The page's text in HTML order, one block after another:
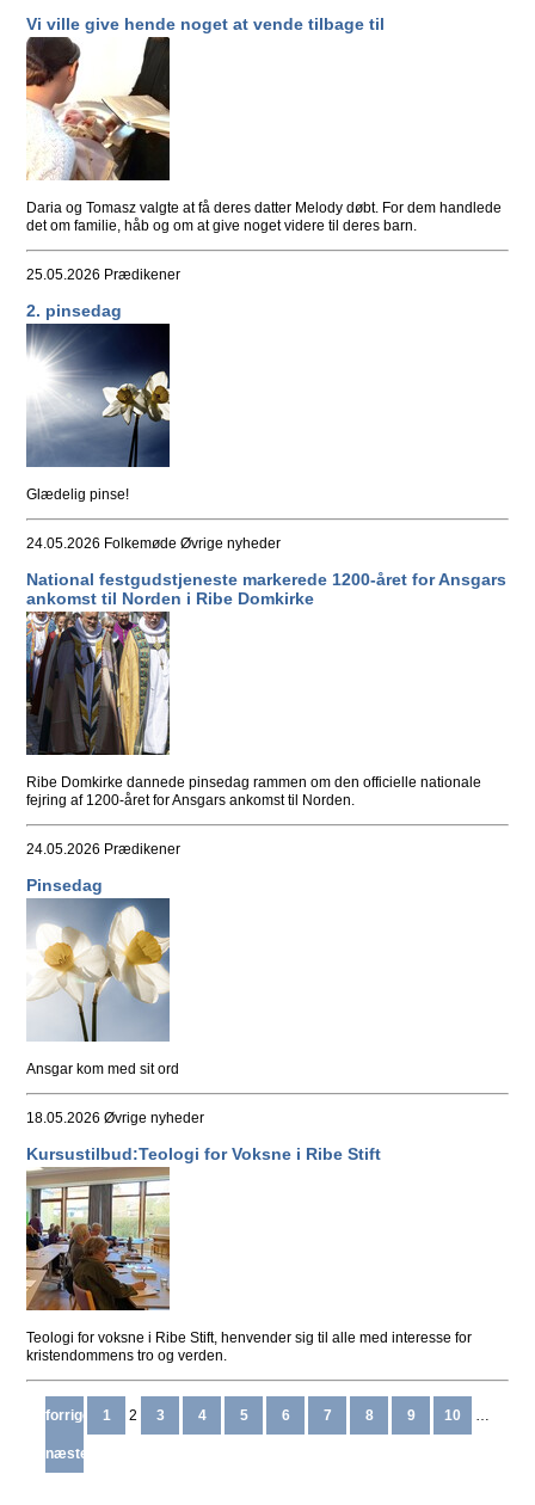
Vi ville give hende noget at vende tilbage til
Daria og Tomasz valgte at få deres datter Melody døbt. For dem handlede
det om familie, håb og om at give noget videre til deres barn.
25.05.2026 Prædikener
2. pinsedag
Glædelig pinse!
24.05.2026 Folkemøde Øvrige nyheder
National festgudstjeneste markerede 1200‑året for Ansgars
ankomst til Norden i Ribe Domkirke
Ribe Domkirke dannede pinsedag rammen om den officielle nationale
fejring af 1200‑året for Ansgars ankomst til Norden.
24.05.2026 Prædikener
Pinsedag
Ansgar kom med sit ord
18.05.2026Øvrige nyheder
Kursustilbud:Teologi for Voksne i Ribe Stift
Teologi for voksne i Ribe Stift, henvender sig til alle med interesse for
kristendommens tro og verden.
forrige 1 2 3 4 5 6 7 8 9 10 …
næste